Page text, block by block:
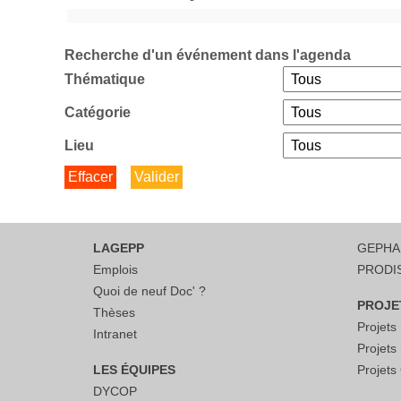
Recherche d'un événement dans l'agenda
Thématique
Catégorie
Lieu
LAGEPP
Emplois
Quoi de neuf Doc' ?
Thèses
Intranet
LES ÉQUIPES
DYCOP
Projets
Projets
Projets